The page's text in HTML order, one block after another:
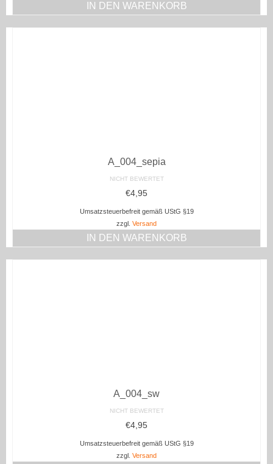
IN DEN WARENKORB
A_004_sepia
NICHT BEWERTET
€4,95
Umsatzsteuerbefreit gemäß UStG §19
zzgl. Versand
IN DEN WARENKORB
A_004_sw
NICHT BEWERTET
€4,95
Umsatzsteuerbefreit gemäß UStG §19
zzgl. Versand